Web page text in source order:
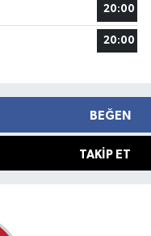
20:00
20:00
BEĞEN
TAKIP ET